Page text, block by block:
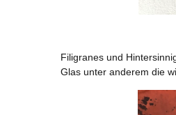
Filigranes und
Glas unter anderem die